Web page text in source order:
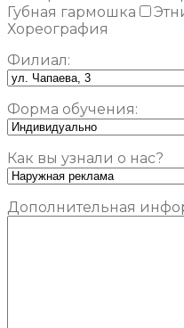
Губная гармошка
Хореография
Филиал:
Форма обучения:
Как вы узнали о нас?
Дополнительная